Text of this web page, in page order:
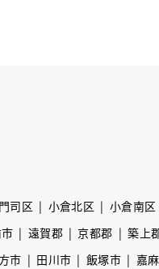
門司区 小倉北区 小倉南区
遠賀郡 京都郡 築上
市 田川市 飯塚市 嘉